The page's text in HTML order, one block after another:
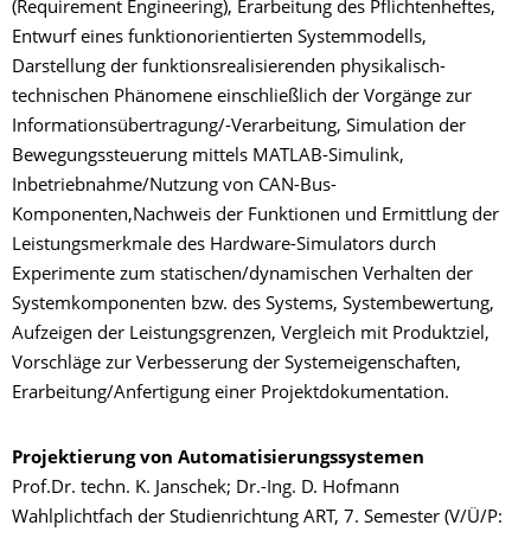
(Requirement Engineering), Erarbeitung des Pflichtenheftes,
Entwurf eines funktionorientierten Systemmodells,
Darstellung der funktionsrealisierenden physikalisch-
technischen Phänomene einschließlich der Vorgänge zur
Informationsübertragung/-Verarbeitung, Simulation der
Bewegungssteuerung mittels MATLAB-Simulink,
Inbetriebnahme/Nutzung von CAN-Bus-
Komponenten,Nachweis der Funktionen und Ermittlung der
Leistungsmerkmale des Hardware-Simulators durch
Experimente zum statischen/dynamischen Verhalten der
Systemkomponenten bzw. des Systems, Systembewertung,
Aufzeigen der Leistungsgrenzen, Vergleich mit Produktziel,
Vorschläge zur Verbesserung der Systemeigenschaften,
Erarbeitung/Anfertigung einer Projektdokumentation.
Projektierung von Automatisierungssystemen
Prof.Dr. techn. K. Janschek; Dr.-Ing. D. Hofmann
Wahlplichtfach der Studienrichtung ART, 7. Semester (V/Ü/P: